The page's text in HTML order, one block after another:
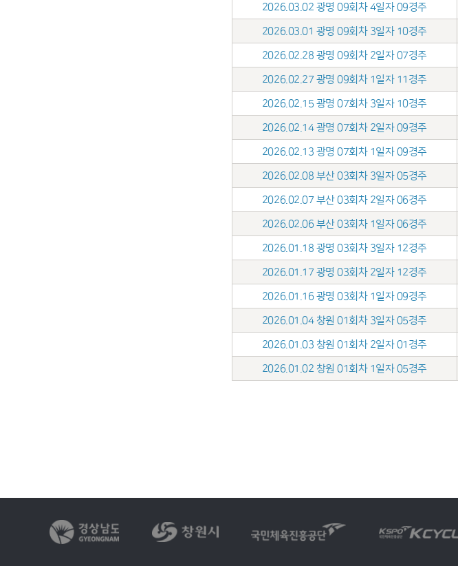
2026.03.02 광명 09회차 4일자 09경주
2026.03.01 광명 09회차 3일자 10경주
2026.02.28 광명 09회차 2일자 07경주
2026.02.27 광명 09회차 1일자 11경주
2026.02.15 광명 07회차 3일자 10경주
2026.02.14 광명 07회차 2일자 09경주
2026.02.13 광명 07회차 1일자 09경주
2026.02.08 부산 03회차 3일자 05경주
2026.02.07 부산 03회차 2일자 06경주
2026.02.06 부산 03회차 1일자 06경주
2026.01.18 광명 03회차 3일자 12경주
2026.01.17 광명 03회차 2일자 12경주
2026.01.16 광명 03회차 1일자 09경주
2026.01.04 창원 01회차 3일자 05경주
2026.01.03 창원 01회차 2일자 01경주
2026.01.02 창원 01회차 1일자 05경주